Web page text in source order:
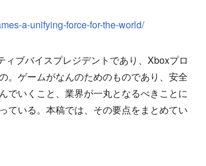
a-unifying-force-for-the-world/
ブバイスプレジデントであり、Xboxプロ
。ゲームがなんのためのものであり、安全
でいくこと、業界が一丸となるべきことに
ている。本稿では、その要点をまとめてい